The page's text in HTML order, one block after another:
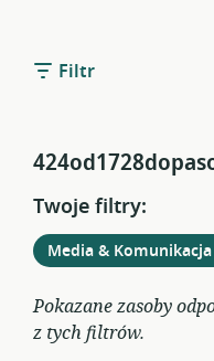
Filtr
Twoje filtry:
Usuń
Media & Komunikacjaz
Pokazane zasoby
z tych filtrów.